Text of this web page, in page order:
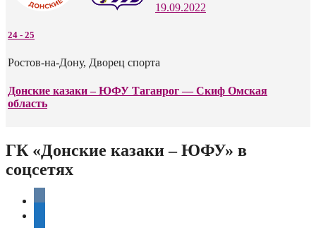
19.09.2022
24 - 25
Ростов-на-Дону, Дворец спорта
Донские казаки – ЮФУ Таганрог — Скиф Омская
область
ГК «Донские казаки – ЮФУ» в
соцсетях